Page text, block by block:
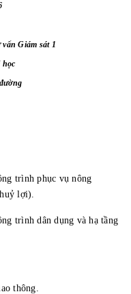
Giám sát 1
học
trình phục vụ nông
lợi).
trình dân dụng và hạ tầng
thông.